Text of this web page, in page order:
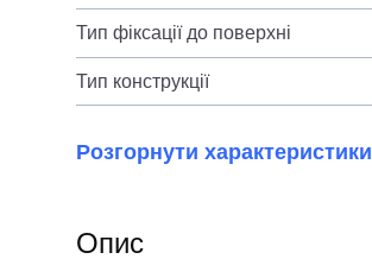
Тип фіксації до поверхні
Тип конструкції
Розгорнути характеристики
Опис